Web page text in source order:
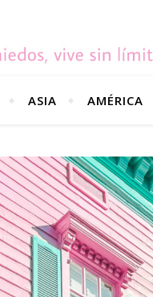
ASIA AMÉRICA